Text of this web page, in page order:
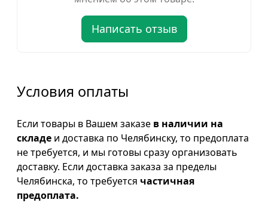
Написать отзыв
Условия оплаты
Если товары в Вашем заказе в наличии на
складе и доставка по Челябинску, то предоплата
не требуется, и мы готовы сразу организовать
доставку. Если доставка заказа за пределы
Челябинска, то требуется частичная
предоплата.